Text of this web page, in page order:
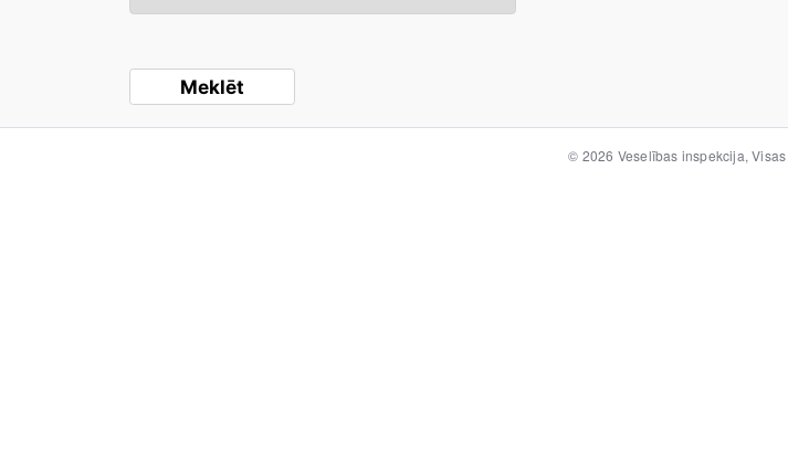
Meklēt
© 2026 Veselības inspekcija,